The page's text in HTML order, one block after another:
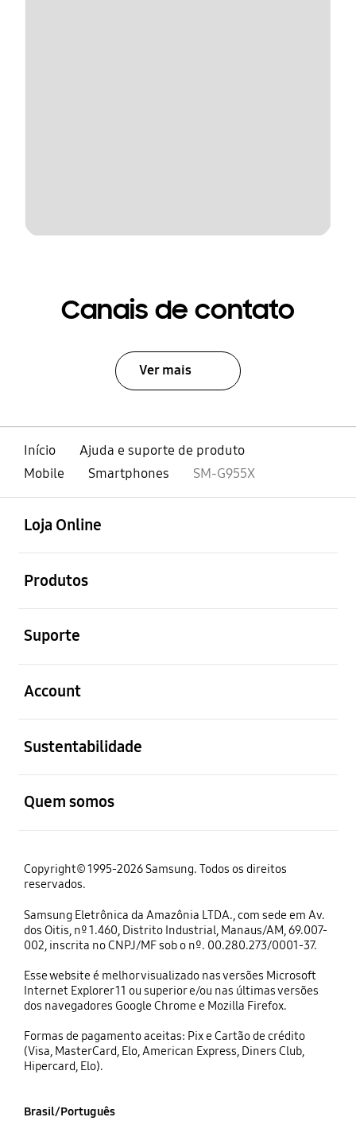
Canais de contato
Ver mais
Início
Ajuda e suporte de produto
Mobile
Smartphones SM-G955X
Loja Online
Produtos
Suporte
Account
Sustentabilidade
Quem somos
Copyright© 1995-2026 Samsung. Todos os direitos
reservados.
Samsung Eletrônica da Amazônia LTDA., com sede em Av.
dos Oitis, nº 1.460, Distrito Industrial, Manaus/AM, 69.007-
002, inscrita no CNPJ/MF sob o nº. 00.280.273/0001-37.
Esse website é melhor visualizado nas versões Microsoft
Internet Explorer 11 ou superior e/ou nas últimas versões
dos navegadores Google Chrome e Mozilla Firefox.
Formas de pagamento aceitas: Pix e Cartão de crédito
(Visa, MasterCard, Elo, American Express, Diners Club,
Hipercard, Elo).
Brasil/Português